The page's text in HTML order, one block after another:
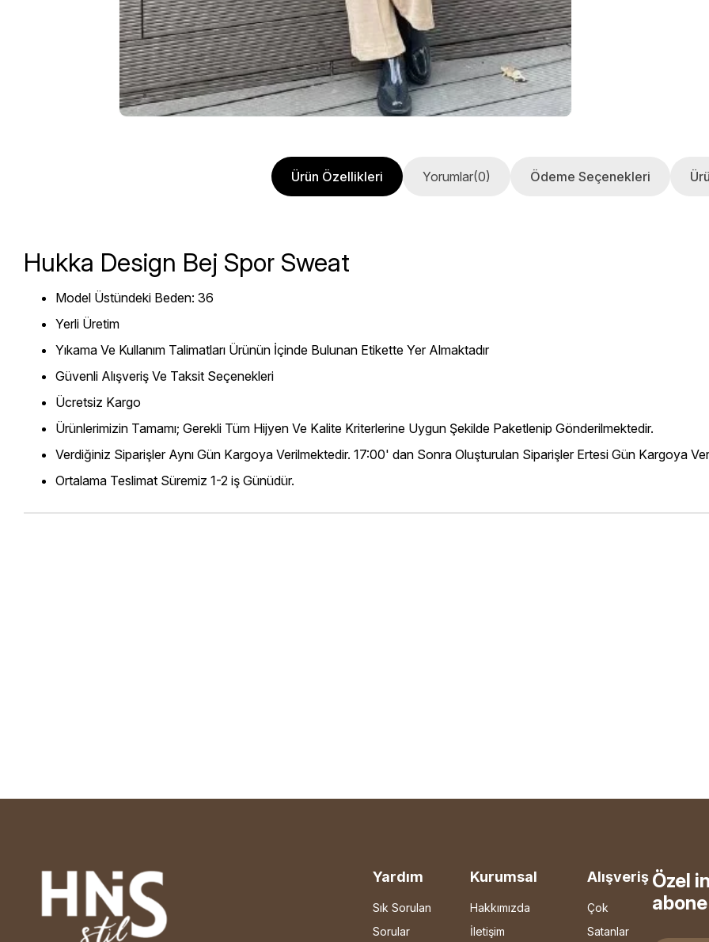
Ürün Özellikleri Yorumlar(0) Ödeme Seçenekleri
Hukka Design Bej Spor Sweat
Model Üstündeki Beden: 36
Yerli Üretim
Yıkama Ve Kullanım Talimatları Ürünün İçinde Bulunan Etikette Yer Almaktadır
Güvenli Alışveriş Ve Taksit Seçenekleri
Ücretsiz Kargo
Ürünlerimizin Tamamı; Gerekli Tüm Hijyen Ve Kalite Kriterlerine Uygun Şekilde Paketlenip Gönderilmektedir.
Verdiğiniz Siparişler Aynı Gün Kargoya Verilmektedir. 17:00' dan Sonra Oluşturulan Siparişler Ertesi Gün Kargoya
Ortalama Teslimat Süremiz 1-2 iş Günüdür.
Yardım
Sık Sorulan
Sorular
Kurumsal
Hakkımızda
İletişim
Alışveriş
Çok
Satanlar
Özel